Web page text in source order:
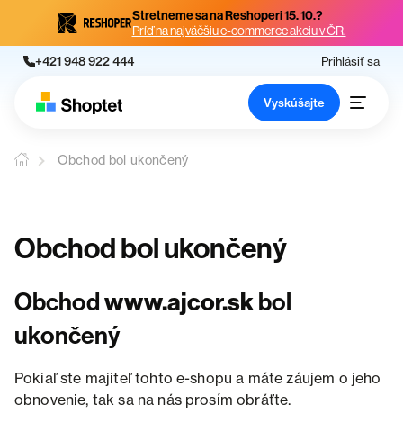
Stretneme sa na Reshoperi 15. 10.?
Príď na najväčšiu e-commerce akciu v ČR.
+421 948 922 444 Prihlásiť sa
Vyskúšajte
Obchod bol ukončený
Obchod bol ukončený
Obchodwww.ajcor.skbol
ukončený
Pokiaľ ste majiteľ tohto e-shopu a máte záujem o jeho
obnovenie, tak sa na nás prosím obráťte.